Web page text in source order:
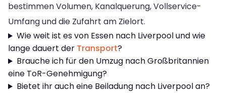
bestimmen Volumen, Kanalquerung, Vollservice-
Umfang und die Zufahrt am Zielort.
Wie weit ist es von Essen nach Liverpool und wie
lange dauert der Transport?
Brauche ich für den Umzug nach Großbritannien
eine ToR-Genehmigung?
Bietet ihr auch eine Beiladung nach Liverpool an?